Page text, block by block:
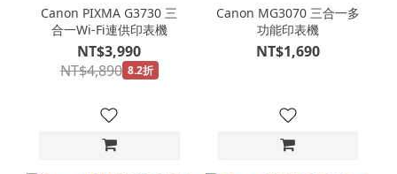
Canon PIXMA G3730 三
合一Wi-Fi連供印表機
NT$3,990
NT$4,890 8.2折
Canon MG3070 三合一多
功能印表機
NT$1,690